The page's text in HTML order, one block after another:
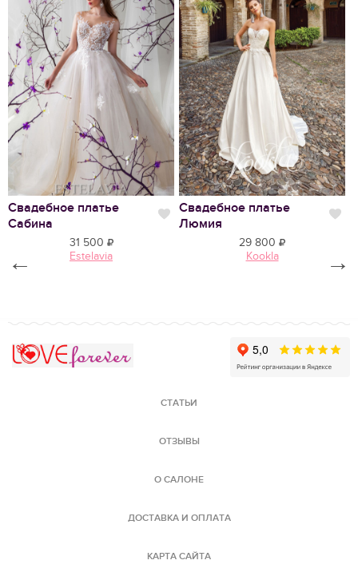
Нравится
Свадебное платье
Сабина
Нравится
31 500
Estelavia
Свадебное платье
Люмия
29 800
Kookla
← →
СТАТЬИ
ОТЗЫВЫ
О САЛОНЕ
ДОСТАВКА И ОПЛАТА
КАРТА САЙТА